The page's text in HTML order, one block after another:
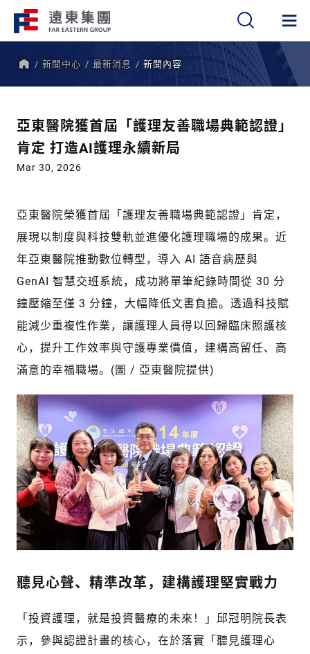
新聞中心 最新消息 新聞內容
亞東醫院獲首屆「護理友善職場典範認證」
肯定 打造AI護理永續新局
Mar 30, 2026
亞東醫院榮獲首屆「護理友善職場典範認證」肯定，
展現以制度與科技雙軌並進優化護理職場的成果。近
年亞東醫院推動數位轉型，導入 AI 語音病歷與
GenAI 智慧交班系統，成功將單筆紀錄時間從 30 分
鐘壓縮至僅 3 分鐘，大幅降低文書負擔。透過科技賦
能減少重複性作業，讓護理人員得以回歸臨床照護核
心，提升工作效率與守護專業價值，建構高留任、高
滿意的幸福職場。(圖 / 亞東醫院提供)
聽見心聲、精準改革，建構護理堅實戰力
「投資護理，就是投資醫療的未來！」邱冠明院長表
示，參與認證計畫的核心，在於落實「聽見護理心